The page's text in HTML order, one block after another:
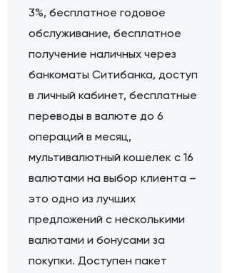
3%, бесплатное годовое
обслуживание, бесплатное
получение наличных через
банкоматы Ситибанка, доступ
в личный кабинет, бесплатные
переводы в валюте до 6
операций в месяц,
мультивалютный кошелек с 16
валютами на выбор клиента –
это одно из лучших
предложений с несколькими
валютами и бонусами за
покупки. Доступен пакет